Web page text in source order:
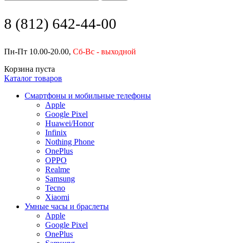
8 (812) 642-44-00
Пн-Пт 10.00-20.00, Сб-Вс - выходной
Корзина пуста
Каталог товаров
Смартфоны и мобильные телефоны
Apple
Google Pixel
Huawei/Honor
Infinix
Nothing Phone
OnePlus
OPPO
Realme
Samsung
Tecno
Xiaomi
Умные часы и браслеты
Apple
Google Pixel
OnePlus